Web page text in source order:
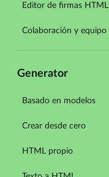
Editor de firmas HTML
Colaboración y equipo
Generator
Basado en modelos
Crear desde cero
HTML propio